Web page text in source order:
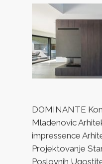
DOMINANTE
Mladenovic
impressence
Projektovanje
Poslovnih